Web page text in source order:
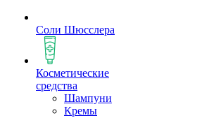
Соли Шюсслера
Косметические
средства
Шампуни
Кремы